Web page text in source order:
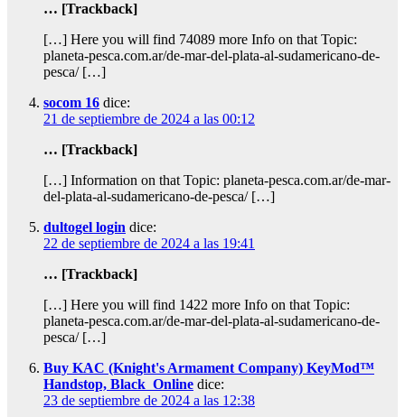
… [Trackback]
[…] Here you will find 74089 more Info on that Topic:
planeta-pesca.com.ar/de-mar-del-plata-al-sudamericano-de-
pesca/ […]
socom 16 dice:
21 de septiembre de 2024 a las 00:12
… [Trackback]
[…] Information on that Topic: planeta-pesca.com.ar/de-mar-
del-plata-al-sudamericano-de-pesca/ […]
dultogel login dice:
22 de septiembre de 2024 a las 19:41
… [Trackback]
[…] Here you will find 1422 more Info on that Topic:
planeta-pesca.com.ar/de-mar-del-plata-al-sudamericano-de-
pesca/ […]
Buy KAC (Knight's Armament Company) KeyMod™
Handstop, Black Online dice:
23 de septiembre de 2024 a las 12:38